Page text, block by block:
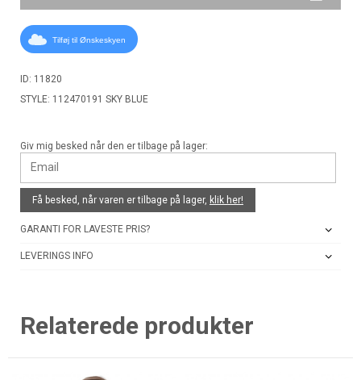
Tilføj til Ønskeskyen
ID: 11820
STYLE: 112470191 SKY BLUE
Giv mig besked når den er tilbage på lager:
Få besked, når varen er tilbage på lager, klik her!
GARANTI FOR LAVESTE PRIS?
LEVERINGS INFO
Relaterede produkter